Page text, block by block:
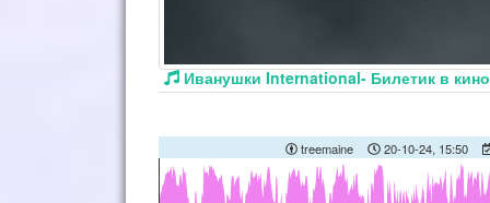
Иванушки International- Билетик в кино
treemaine 20-10-24, 15:50